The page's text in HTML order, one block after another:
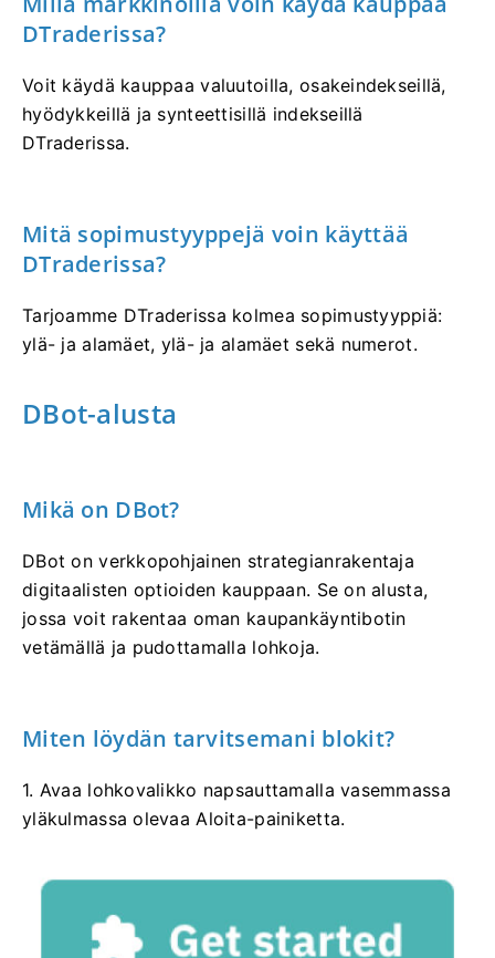
DTraderissa?
Voit käydä kauppaa valuutoilla, osakeindekseillä,
hyödykkeillä ja synteettisillä indekseillä
DTraderissa.
Mitä sopimustyyppejä voin käyttää
DTraderissa?
Tarjoamme DTraderissa kolmea sopimustyyppiä:
ylä- ja alamäet, ylä- ja alamäet sekä numerot.
DBot-alusta
Mikä on DBot?
DBot on verkkopohjainen strategianrakentaja
digitaalisten optioiden kauppaan. Se on alusta,
jossa voit rakentaa oman kaupankäyntibotin
vetämällä ja pudottamalla lohkoja.
Miten löydän tarvitsemani blokit?
1. Avaa lohkovalikko napsauttamalla vasemmassa
yläkulmassa olevaa Aloita-painiketta.